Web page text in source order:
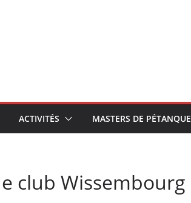
ACTIVITÉS MASTERS DE PÉTANQUE
club Wissembourg